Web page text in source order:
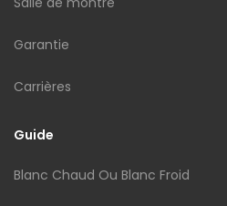
Garantie
Carrières
Guide
Blanc Chaud Ou Blanc Froid